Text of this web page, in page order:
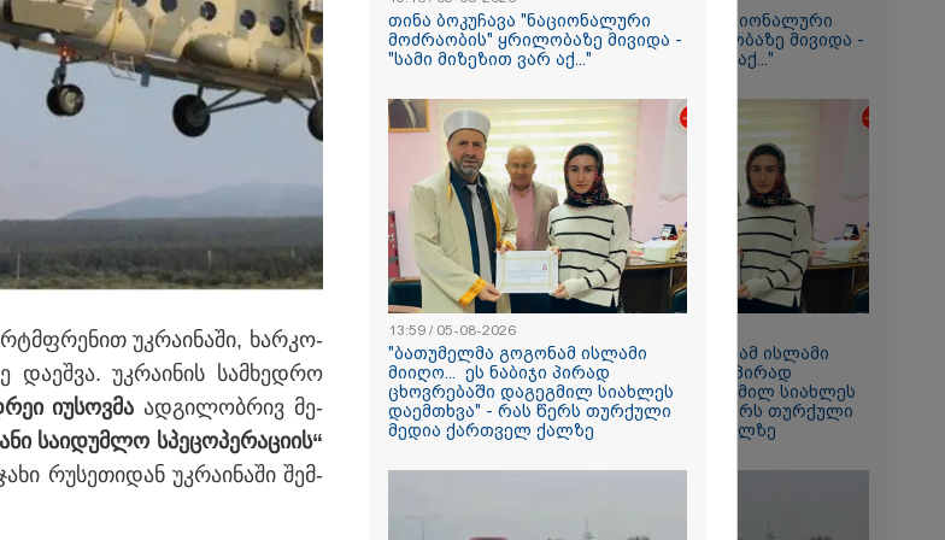
- საფრანგეთში
400-ზე მეტი
შვილი არ უნახავს" - გიგა
ავალიანის დედის პირველი
კომენტარი ნია იმნაძის
დაკავებაზე
რამ გამოიწვია
საქართველოს
ელექტროენერგეტიკული
სისტემის სრული გათიშვა -
რას ამბობს სემეკ-ის წევრი
საფრანგეთის სოფელში
ტყის ხანძრის შემდეგ მეორე
მსოფლიო ომის დროინდელი
ასობით ჭურვი აღმოაჩინეს -
"რიგრიგობით
ფეთქდებოდნენ..."
SpaceX-ის რაკეტის ნაწილი,
5-სართულიანი შენობის
ზომის ობიექტი დღეს
მთვარეს დაეჯახება - რა
მოხდება?
თინა ბოკუჩავა "ნაციონალური
მოძრაობის" ყრილობაზე მივიდა -
"სამი მიზეზით ვარ აქ..."
"ბათუმელმა გოგონამ ისლამი
მიიღო... ეს ნაბიჯი პირად
ცხოვრებაში დაგეგმილ სიახლეს
დაემთხვა" - რას წერს თურქული
მედია ქართველ ქალზე
უკ­რა­ი­ნა­ში, ხარ­კო­
და­ეშ­ვა. უკ­რა­ი­ნის სამ­ხედ­რო
იუსოვ­მა ად­გი­ლობ­რივ მე­
სა­ი­დუმ­ლო სპე­ცო­პე­რა­ცი­ის“
რუ­სე­თი­დან უკ­რა­ი­ნა­ში შემ­
თინა ბოკუჩავა "ნაციონალური
მოძრაობის" ყრილობაზე მივიდა -
"სამი მიზეზით ვარ აქ..."
13:59 / 05-08-2026
"ბათუმელმა გოგონამ ისლამი
მიიღო... ეს ნაბიჯი პირად
ცხოვრებაში დაგეგმილ სიახლეს
დაემთხვა" - რას წერს თურქული
მედია ქართველ ქალზე